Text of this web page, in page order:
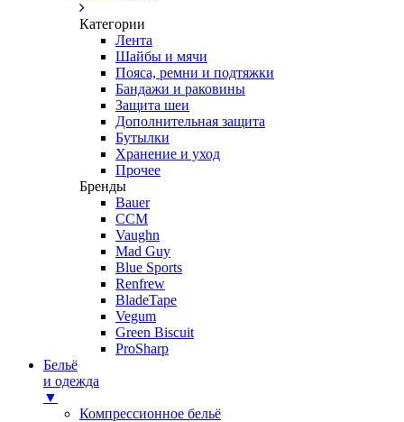
Категории
Лента
Шайбы и мячи
Пояса, ремни и подтяжки
Бандажи и раковины
Защита шеи
Дополнительная защита
Бутылки
Хранение и уход
Прочее
Бренды
Bauer
CCM
Vaughn
Mad Guy
Blue Sports
Renfrew
BladeTape
Vegum
Green Biscuit
ProSharp
Бельё
и одежда
▼
Компрессионное бельё